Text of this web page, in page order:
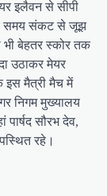
इलैवन से सीपी
समय संकट से जूझ
भी बेहतर स्कोर तक
उठाकर मेयर
मैत्री मैच में
निगम मुख्यालय
पार्षद सौरभ देव,
रहे।